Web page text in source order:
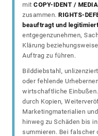
mit COPY-IDENT /
zusammen. RIGHTS-
beauftragt und legitimiert
entgegenzunehmen,
Klärung
Auftrag zu führen.
Bilddiebstahl,
oder fehlende
wirtschaftliche
durch Kopien,
Marketingmaterialien
hinweg zu Schäden bis
summieren. Bei falscher